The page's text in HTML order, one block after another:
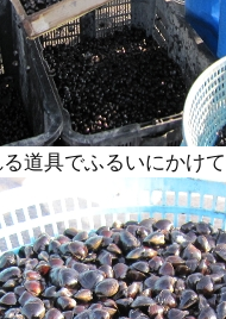
道具でふるいにかけ